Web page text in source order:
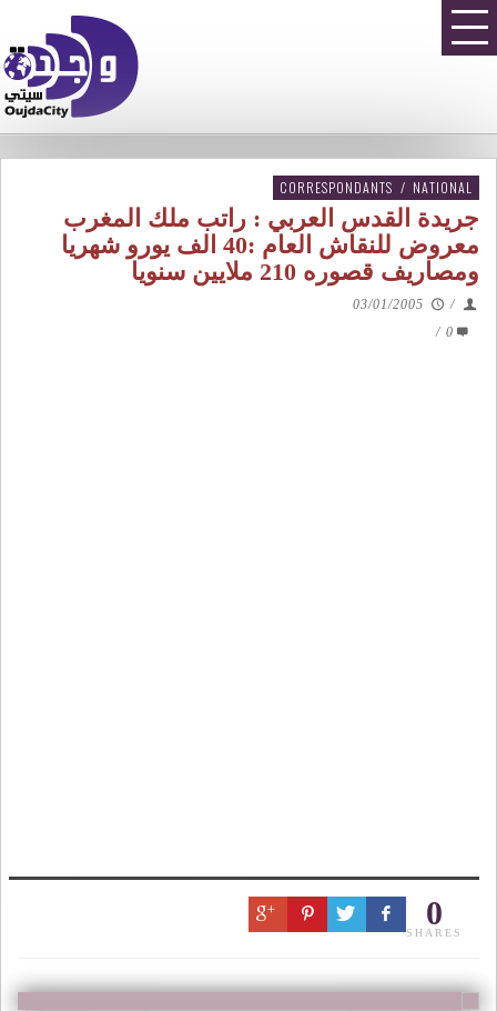
CORRESPONDANTS / NATIONAL
جريدة القدس العربي : راتب ملك المغرب
معروض للنقاش العام :40 الف يورو شهريا
ومصاريف قصوره 210 ملايين سنويا
/
03/01/2005
0
/
0
SHARES